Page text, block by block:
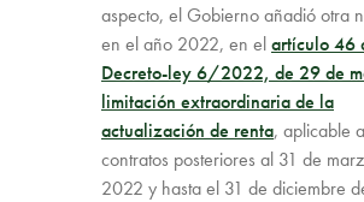
aspecto, el Gobierno añadió otra
en el año 2022, en elartículo 46
Decreto-ley 6/2022, de 29 de
limitación extraordinaria de la
actualización de renta, aplicable
contratos posteriores al 31 de
2022 y hasta el 31 de diciembre